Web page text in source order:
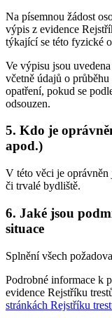
Na písemnou žádost
výpis z evidence
týkající se této fyzické
Ve výpisu jsou
včetně údajů o
opatření, pokud se
odsouzen.
5. Kdo je
apod.)
V této věci je oprávněn
či trvalé bydliště.
6. Jaké jsou
situace
Splnění všech
Podrobné informace k
evidence Rejstříku
stránkách Rejstříku